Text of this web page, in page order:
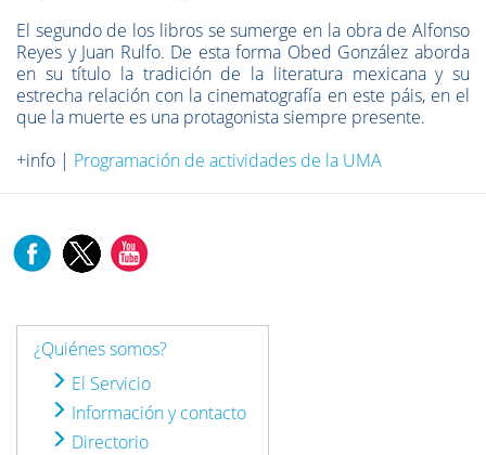
El segundo de los libros se sumerge en la obra de Alfonso
Reyes y Juan Rulfo. De esta forma Obed González aborda
en su título la tradición de la literatura mexicana y su
estrecha relación con la cinematografía en este páis, en el
que la muerte es una protagonista siempre presente.
+info | Programación de actividades de la UMA
¿Quiénes somos?
El Servicio
Información y contacto
Directorio